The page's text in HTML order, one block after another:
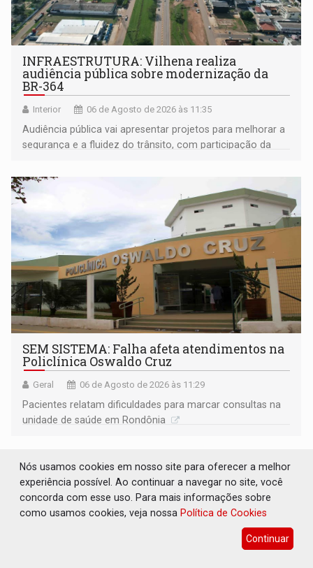
INFRAESTRUTURA: Vilhena realiza
audiência pública sobre modernização da
BR-364
Interior 06 de Agosto de 2026 às 11:35
Audiência pública vai apresentar projetos para melhorar a
segurança e a fluidez do trânsito, com participação da
SEM SISTEMA: Falha afeta atendimentos na
Policlínica Oswaldo Cruz
Geral 06 de Agosto de 2026 às 11:29
Pacientes relatam dificuldades para marcar consultas na
unidade de saúde em Rondônia
Nós usamos cookies em nosso site para oferecer a melhor
experiência possível. Ao continuar a navegar no site, você
concorda com esse uso. Para mais informações sobre
como usamos cookies, veja nossa Política de Cookies
Continuar